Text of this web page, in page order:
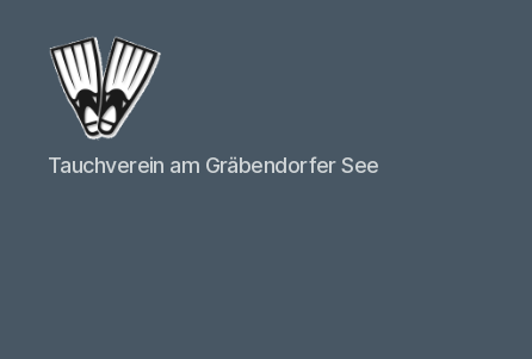
Tauchverein
"Flossenfreunde
Tauchverein am Gräbendorfer See